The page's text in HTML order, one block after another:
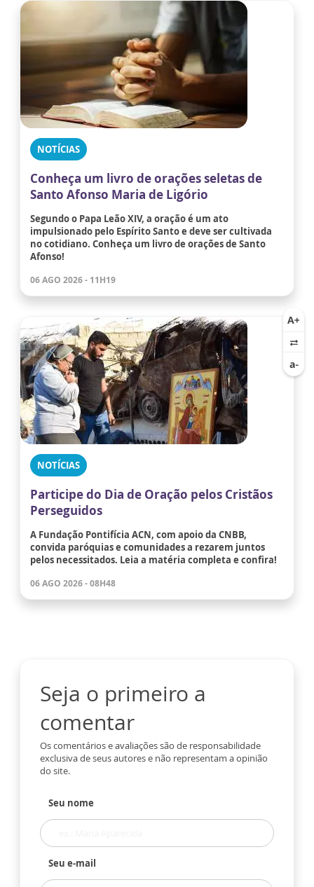
NOTÍCIAS
Conheça um livro de orações seletas de
Santo Afonso Maria de Ligório
Segundo o Papa Leão XIV, a oração é um ato
impulsionado pelo Espírito Santo e deve ser cultivada
no cotidiano. Conheça um livro de orações de Santo
Afonso!
06 AGO 2026 - 11H19
NOTÍCIAS
Participe do Dia de Oração pelos Cristãos
Perseguidos
A Fundação Pontifícia ACN, com apoio da CNBB,
convida paróquias e comunidades a rezarem juntos
pelos necessitados. Leia a matéria completa e confira!
06 AGO 2026 - 08H48
Seja o primeiro a
comentar
Os comentários e avaliações são de responsabilidade
exclusiva de seus autores e não representam a opinião
do site.
Seu nome
Seu e-mail